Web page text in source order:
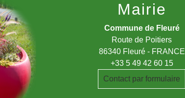
Mairie
Commune de Fleuré
Route de Poitiers
86340 Fleuré - FRANCE
+33 5 49 42 60 15
Contact par formulaire